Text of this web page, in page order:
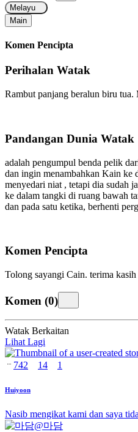
Melayu
Main
Komen Pencipta
Perihalan Watak
Rambut panjang beralun biru
Pandangan Dunia Watak
adalah pengumpul benda pelik
dan ingin menambahkan Kain ke
menyedari niat , tetapi dia sudah
ke dalam tangki di ruang bawah
dan pada satu ketika, berhenti
Komen Pencipta
Tolong sayangi Cain. terima
Komen (0)
Watak Berkaitan
Lihat Lagi
742 14 1
Huiyoon
Nasib mengikat kami dan saya
@마담